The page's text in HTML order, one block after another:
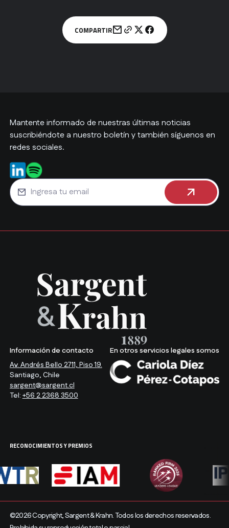
COMPARTIR
Mantente informado de nuestras últimas noticias
suscribiéndote a nuestro boletín y también síguenos en
redes sociales.
Información de contacto
Av. Andrés Bello 2711, Piso 19.
Santiago, Chile
sargent@sargent.cl
Tel:+56 2 2368 3500
En otros servicios legales somos
RECONOCIMIENTOS Y PREMIOS
©2026 Copyright, Sargent & Krahn. Todos los derechos reservados.